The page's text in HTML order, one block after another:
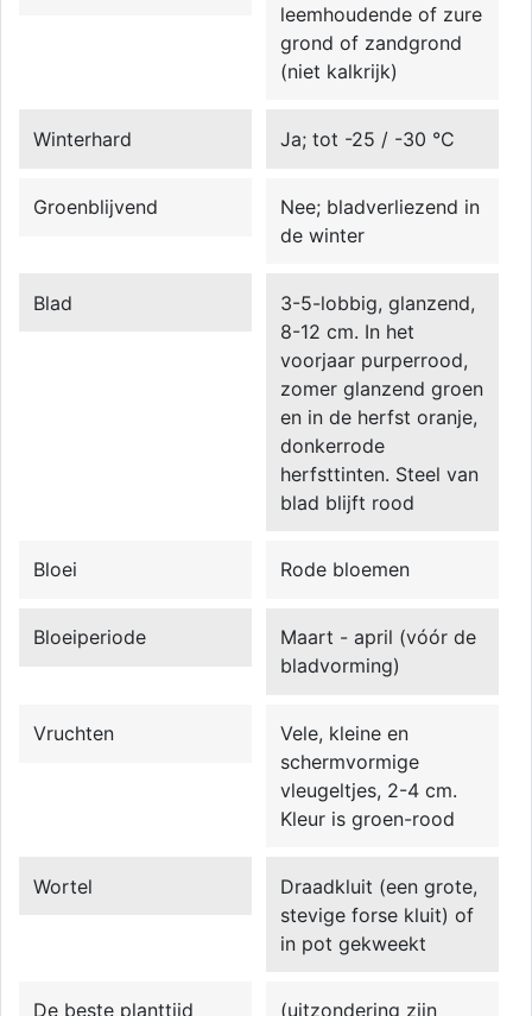
leemhoudende of zure
grond of zandgrond
(niet kalkrijk)
Winterhard Ja; tot -25 / -30 °C
Groenblijvend
Nee; bladverliezend in
de winter
Blad
3-5-lobbig, glanzend,
8-12 cm. In het
voorjaar purperrood,
zomer glanzend groen
en in de herfst oranje,
donkerrode
herfsttinten. Steel van
blad blijft rood
Bloei Rode bloemen
Bloeiperiode
Maart - april (vóór de
bladvorming)
Vruchten
Vele, kleine en
schermvormige
vleugeltjes, 2-4 cm.
Kleur is groen-rood
Wortel
Draadkluit (een grote,
stevige forse kluit) of
in pot gekweekt
De beste planttijd (uitzondering zijn